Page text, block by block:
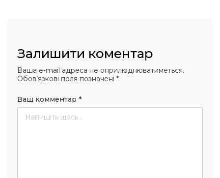
Залишити коментар
Ваша e-mail адреса не оприлюднюватиметься.
Обов’язкові поля позначені *
Ваш комментар *